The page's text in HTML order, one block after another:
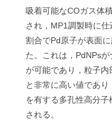
吸着可能なCOガス体
され，MP1調製時に仕
割合でPd原子が表面
た。これは，PdNPs
が可能であり，粒子内
と非常に高い値であ
を有する多孔性高分
される。